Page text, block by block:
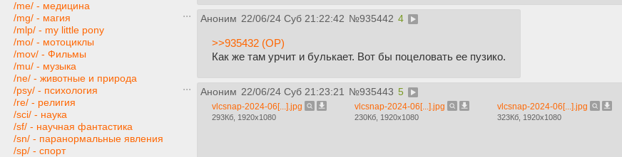
/me/ - медицина
/mg/ - магия
/mlp/ - my little pony
/mo/ - мотоциклы
/mov/ - Фильмы
/mu/ - музыка
/ne/ - животные и природа
/psy/ - психология
/re/ - религия
/sci/ - наука
/sf/ - научная фантастика
/sn/ - паранормальные явления
/sp/ - спорт
Аноним 22/06/24 Суб 21:22:42 №935442 4
>>935432 (OP)
Как же там урчит и булькает. Вот бы поцеловать ее пузико.
Аноним 22/06/24 Суб 21:23:21 №935443 5
vlcsnap-2024-06[...].jpg
293Кб, 1920x1080
vlcsnap-2024-06[...].jpg
230Кб, 1920x1080
vlcsnap-2024-06[...].jpg
323Кб, 1920x1080